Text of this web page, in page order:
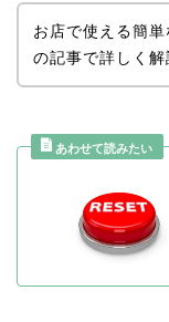
お店で使える簡
の記事で詳しく解